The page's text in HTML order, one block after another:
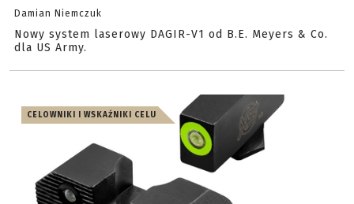
Damian Niemczuk
Nowy system laserowy DAGIR-V1 od B.E. Meyers & Co.
dla US Army.
CELOWNIKI I WSKAŹNIKI CELU